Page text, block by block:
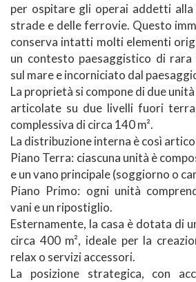
per ospitare gli operai addetti alla
strade e delle ferrovie. Questo
conserva intatti molti elementi
un contesto paesaggistico di rara
sul mare e incorniciato dal
La proprietà si compone di due
articolate su due livelli fuori
complessiva di circa 140 m².
La distribuzione interna è così
Piano Terra: ciascuna unità è
e un vano principale (soggiorno o
Piano Primo: ogni unità
vani e un ripostiglio.
Esternamente, la casa è dotata di
circa 400 m², ideale per la
relax o servizi accessori.
La posizione strategica, con